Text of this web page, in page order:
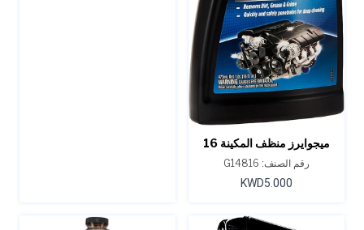
ميجوايرز منظف المكينة 16
اونصة
رقم الصنف: G14816
KWD5.000